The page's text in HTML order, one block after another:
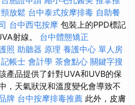
放鬆 台中泰式按摩排毒 自助餐
台中西屯按摩 包裝上的PPD標記
射線。 台中體態矯正
照 助聽器 原理 養護中心 單人房
記帳士 會計學 茶會點心 關鍵字搜
產品提供了針對UVA和UVB的保
，天氣狀況和溫度變化會導致不
牌 台中按摩排毒推薦 此外，皮膚